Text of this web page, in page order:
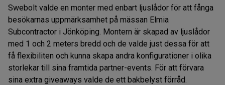
Swebolt valde en monter med enbart ljuslådor för att fånga
besökarnas uppmärksamhet på mässan Elmia
Subcontractor i Jönköping. Montern är skapad av ljuslådor
med 1 och 2 meters bredd och de valde just dessa för att
få flexibiliten och kunna skapa andra konfigurationer i olika
storlekar till sina framtida partner-events. För att förvara
sina extra giveaways valde de ett bakbelyst förråd.